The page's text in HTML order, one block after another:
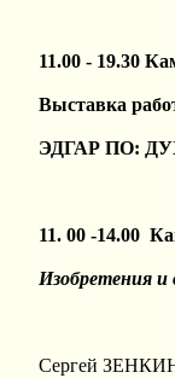
11.00 - 19.30
Выставка
ЭДГАР ПО:
11. 00 -14.00
Изобретения
Сергей ЗЕНКИН